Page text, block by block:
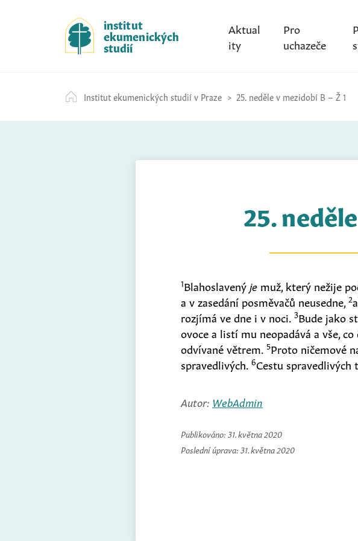
k
i
p
t
c
o
institut
ekumenických
studií
Aktual
ity
Pro
uchazeče
Institut ekumenických studií v Praze 25. neděle v mezidobí B – Ž 1
25.
1Blahoslavený je muž, který nežije
a v zasedání posměvačů neusedne,2
rozjímá ve dne i v noci.3Bude jako
ovoce a listí mu neopadává a vše,
odvívané větrem.5Proto ničemové
spravedlivých.6Cestu spravedlivých
Autor: WebAdmin
Publikováno: 31. května 2020
Poslední úprava: 31. května 2020